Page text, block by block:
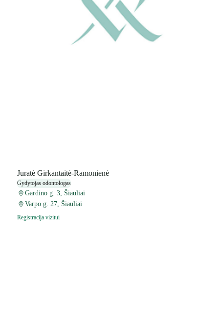
Jūratė Girkantaitė-Ramonienė
Gydytojas odontologas
Gardino g. 3, Šiauliai
Varpo g. 27, Šiauliai
Registracija vizitui